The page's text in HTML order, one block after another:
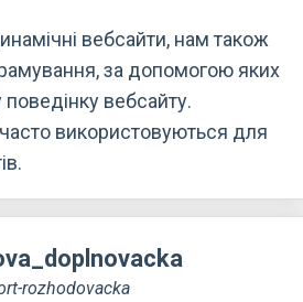
вебсайти, нам також
за допомогою яких
вебсайту.
часто використовуються для
rozhodovacka